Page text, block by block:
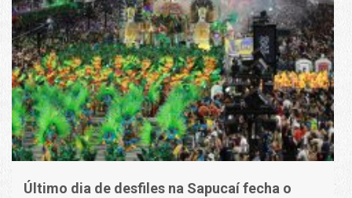
Último dia de desfiles na Sapucaí fecha o